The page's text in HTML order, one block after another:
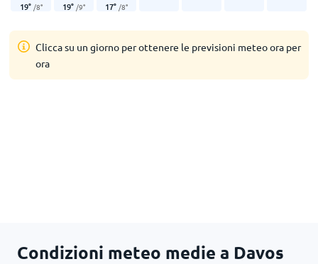
19° /8° 19° /9° 17° /8°
Clicca su un giorno per ottenere le previsioni meteo ora per
ora
Condizioni meteo medie a Davos